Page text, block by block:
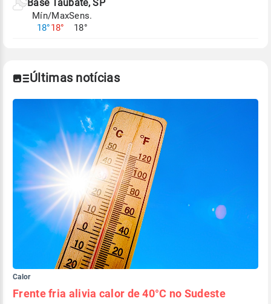
Base Taubaté, SP
Mín/Max
18°18°
Sens.
18°
Últimas notícias
Calor
Frente fria alivia calor de 40°C no Sudeste